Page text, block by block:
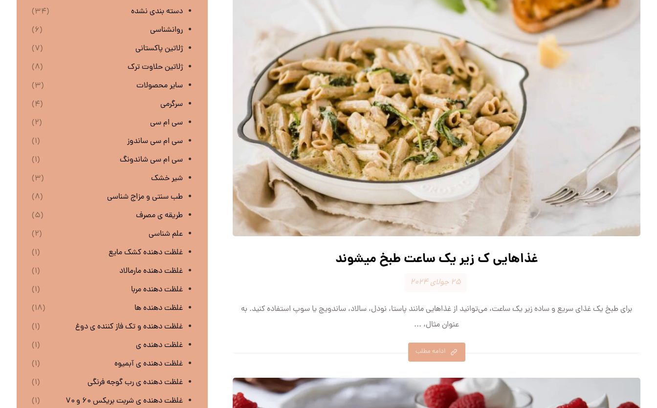
غذاهایی ک زیر یک ساعت طبخ میشوند
۲۵ جولای ۲۰۲۴
برای طبخ یک غذای سریع و ساده زیر یک ساعت، می‌توانید از غذاهایی مانند پاستا، نودل، سالاد، ساندویچ یا سوپ استفاده کنید. به
عنوان مثال، ...
ادامه مطلب
دسته بندی نشده
(۳۴)
روانشناسی
(۶)
ژلاتین پاکستانی
(۷)
ژلاتین حلاوت ترک
(۸)
سایر محصولات
(۳)
سرگرمی
(۴)
سی ام سی
(۲)
سی ام سی ساندوز
(۱)
سی ام سی شاندونگ
(۱)
شیر خشک
(۳)
طب سنتی و مزاج شناسی
(۸)
طریقه ی مصرف
(۵)
علم شناسی
(۲)
غلظت دهنده کشک مایع
(۱)
غلظت دهنده مارمالاد
(۱)
غلظت دهنده مربا
(۱)
غلظت دهنده ها
(۱۸)
غلظت دهنده و تک فاز کننده ی دوغ
(۱)
غلظت دهنده ی
(۱)
غلظت دهنده ی آبمیوه
(۱)
غلظت دهنده ی رب گوجه فرنگی
(۱)
غلظت دهنده ی شربت بریکس ۶۰ و ۷۰
(۱)